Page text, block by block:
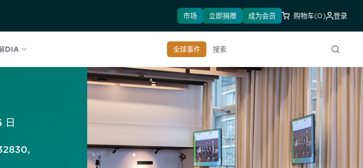
市场 立即捐赠 成为会员 购物车(0) 登录
DIA 全球事件
搜索